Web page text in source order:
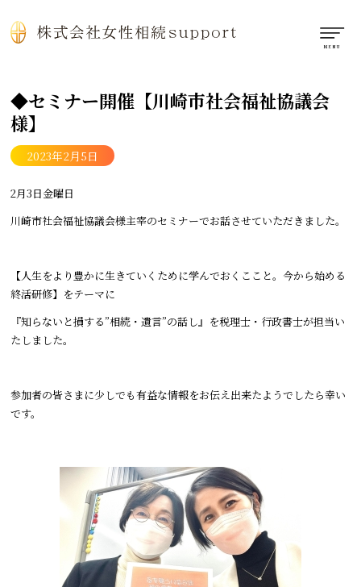
◆セミナー開催【川崎市社会福祉協議会
様】
2023年2月5日
2月3日金曜日
川崎市社会福祉協議会様主宰のセミナーでお話させていただきました。
【人生をより豊かに生きていくために学んでおくここと。今から始める
終活研修】をテーマに
『知らないと損する”相続・遺言”の話し』を税理士・行政書士が担当い
たしました。
参加者の皆さまに少しでも有益な情報をお伝え出来たようでしたら幸い
です。